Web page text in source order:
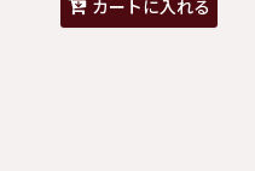
カートに入れる